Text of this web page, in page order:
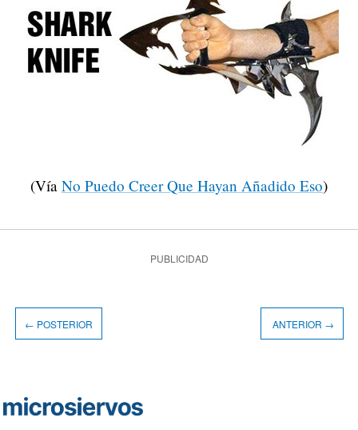
(Vía No Puedo Creer Que Hayan Añadido Eso)
PUBLICIDAD
← POSTERIOR ANTERIOR →